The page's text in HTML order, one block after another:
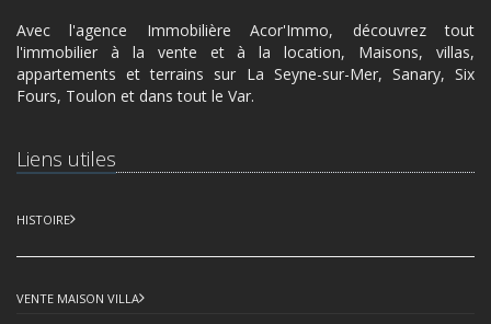
Avec l'agence Immobilière Acor'Immo, découvrez tout
l'immobilier à la vente et à la location, Maisons, villas,
appartements et terrains sur La Seyne-sur-Mer, Sanary, Six
Fours, Toulon et dans tout le Var.
Liens utiles
HISTOIRE
VENTE MAISON VILLA